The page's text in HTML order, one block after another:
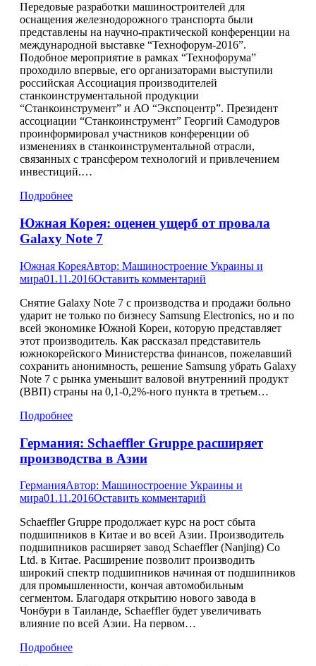
Передовые разработки машиностроителей для
оснащения железнодорожного транспорта были
представлены на научно-практической конференции на
международной выставке “Технофорум-2016”.
Подобное мероприятие в рамках “Технофорума”
проходило впервые, его организаторами выступили
российская Ассоциация производителей
станкоинструментальной продукции
“Станкоинструмент” и АО “Экспоцентр”. Президент
ассоциации “Станкоинструмент” Георгий Самодуров
проинформировал участников конференции об
изменениях в станкоинструментальной отрасли,
связанных с трансфером технологий и привлечением
инвестиций.…
Подробнее
Южная Корея: оценен ущерб от провала
Galaxy Note 7
Южная КореяАвтор: Машиностроение Украины и
мира01.11.2016Оставить комментарий
Снятие Galaxy Note 7 с производства и продажи больно
ударит не только по бизнесу Samsung Electronics, но и по
всей экономике Южной Кореи, которую представляет
этот производитель. Как рассказал представитель
южнокорейского Министерства финансов, пожелавший
сохранить анонимность, решение Samsung убрать Galaxy
Note 7 с рынка уменьшит валовой внутренний продукт
(ВВП) страны на 0,1-0,2%-ного пункта в третьем…
Подробнее
Германия: Schaeffler Gruppe расширяет
производства в Азии
ГерманияАвтор: Машиностроение Украины и
мира01.11.2016Оставить комментарий
Schaeffler Gruppe продолжает курс на рост сбыта
подшипников в Китае и во всей Азии. Производитель
подшипников расширяет завод Schaeffler (Nanjing) Co
Ltd. в Китае. Расширение позволит производить
широкий спектр подшипников начиная от подшипников
для промышленности, кончая автомобильным
сегментом. Благодаря открытию нового завода в
Чонбури в Таиланде, Schaeffler будет увеличивать
влияние по всей Азии. На первом…
Подробнее